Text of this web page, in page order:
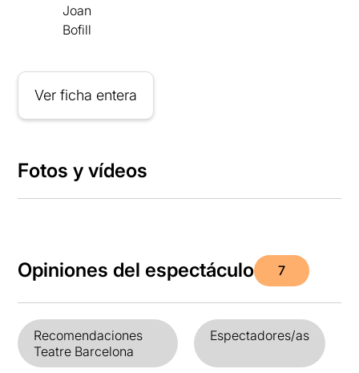
Joan
Bofill
Ver ficha entera
Fotos y vídeos
Opiniones del espectáculo 7
Recomendaciones
Teatre Barcelona
Espectadores/as